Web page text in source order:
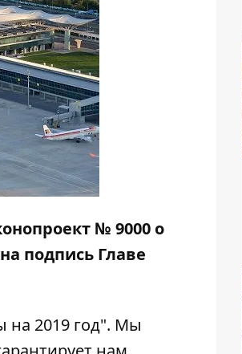
№ 9000 о
подпись Главе
на 2019 год". Мы